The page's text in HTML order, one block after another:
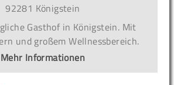
92281 Königstein
Gasthof in Königstein. Mit
und großem Wellnessbereich.
Mehr Informationen